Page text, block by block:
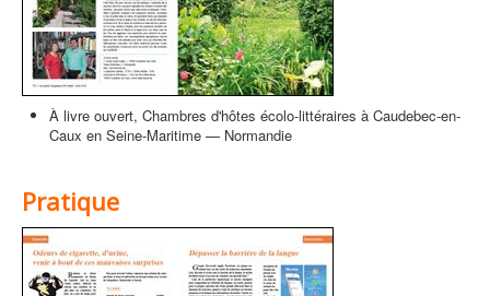
À livre ouvert, Chambres d'hôtes écolo-littéraires à Caudebec-en-
Caux en Seine-Maritime — Normandie
Pratique